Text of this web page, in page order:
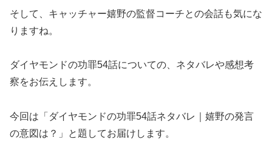
そして、キャッチャー嬉野の監督コーチとの会話も気にな
りますね。
ダイヤモンドの功罪54話についての、ネタバレや感想考
察をお伝えします。
今回は「ダイヤモンドの功罪54話ネタバレ｜嬉野の発言
の意図は？」と題してお届けします。